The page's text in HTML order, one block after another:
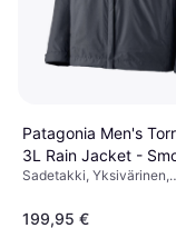
Patagonia Men's
3L Rain Jacket -
Blue
Sadetakki, Yksivärinen,
Vedenpitävä
199,95 €